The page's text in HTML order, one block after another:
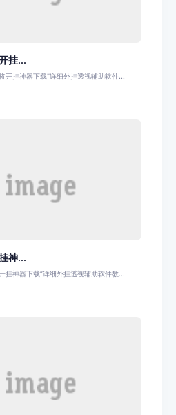
挂...
开挂神器下载”详细外挂透视辅助软件...
神...
挂神器下载”详细外挂透视辅助软件教...